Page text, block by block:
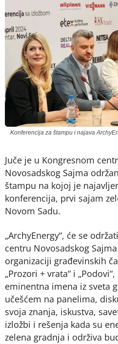
Konferencija za štampu i najava
Juče je u Kongresnom
Novosadskog Sajma
štampu na kojoj je
konferencija, prvi sajam
Novom Sadu.
„ArchyEnergy“, će se
centru Novosadskog
organizaciji građevinskih
„Prozori + vrata“ i
eminentna imena iz sveta
učešćem na panelima,
svoja znanja, iskustva,
izložbi i rešenja kada su
zelena gradnja i održiva